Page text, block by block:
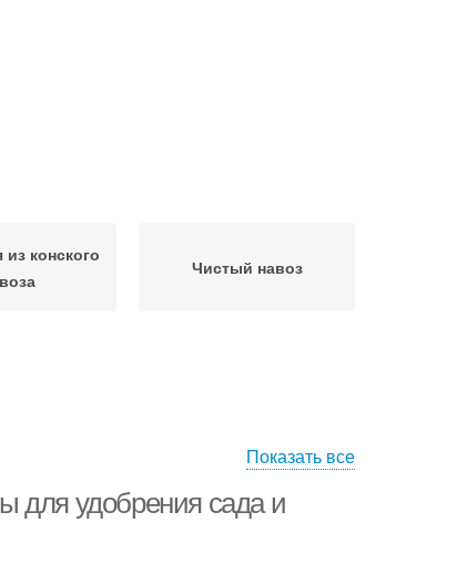
конского
Чистый навоз
Показать все
для удобрения сада и